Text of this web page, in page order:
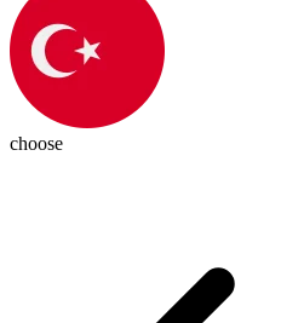
choose